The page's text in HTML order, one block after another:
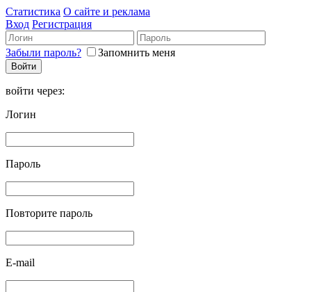
Статистика О сайте и реклама
Вход Регистрация
Забыли пароль? Запомнить меня
войти через:
Логин
Пароль
Повторите пароль
E-mail